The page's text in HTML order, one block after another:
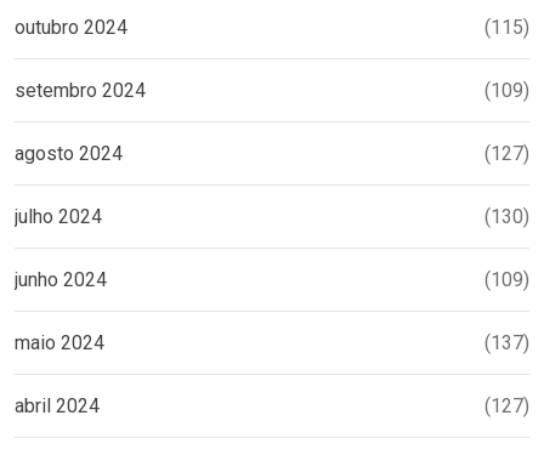
outubro 2024 (115)
setembro 2024 (109)
agosto 2024 (127)
julho 2024 (130)
junho 2024 (109)
maio 2024 (137)
abril 2024 (127)